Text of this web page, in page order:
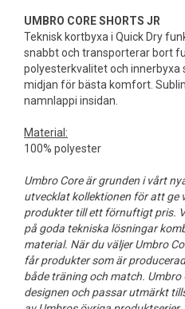
UMBRO CORE SHORTS JR
Teknisk kortbyxa i Quick Dry
snabbt och transporterar bort
polyesterkvalitet och innerbyxa
midjan för bästa komfort.
namnlappi insidan.
Material:
100% polyester
Umbro Core är grunden i vårt
utvecklat kollektionen för att ge
produkter till ett förnuftigt pris.
på goda tekniska lösningar
material. När du väljer Umbro
får produkter som är
både träning och match.
designen och passar utmärkt